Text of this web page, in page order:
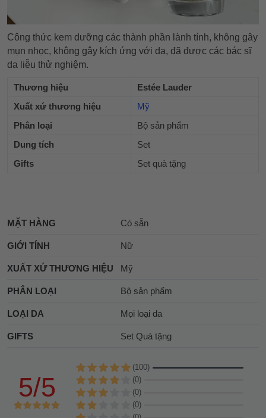
Công thức kem dưỡng các thành phần lành tính, không gây
mụn nhọc, không gây kích ứng với da, đã được các bác sĩ
da liễu thử nghiệm.
Thương hiệu
Estée Lauder
Xuất xứ thương hiệu
Mỹ
Phân loại
Bộ sản phẩm
Dung tích
Set
Gifts
Set quà tặng
MẶT HÀNG Có sẵn
GIỚI TÍNH Nữ
XUẤT XỨ THƯƠNG HIỆU Mỹ
PHÂN LOẠI Bộ sản phẩm
LOẠI DA Mọi loại da
GIFTS Set Quà tặng
5/5
(100)
(0)
(0)
(0)